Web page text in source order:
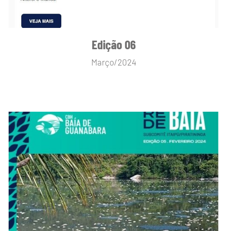
Edição 06
Março/2024